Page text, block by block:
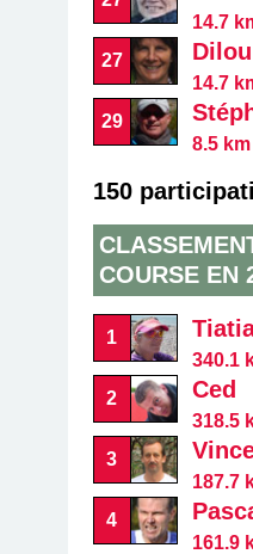
14.7
27 Dilou
14.7
29
8.5
150
COURSE EN
1
340.1
2 Ced
318.5
3
187.7
4
161.9